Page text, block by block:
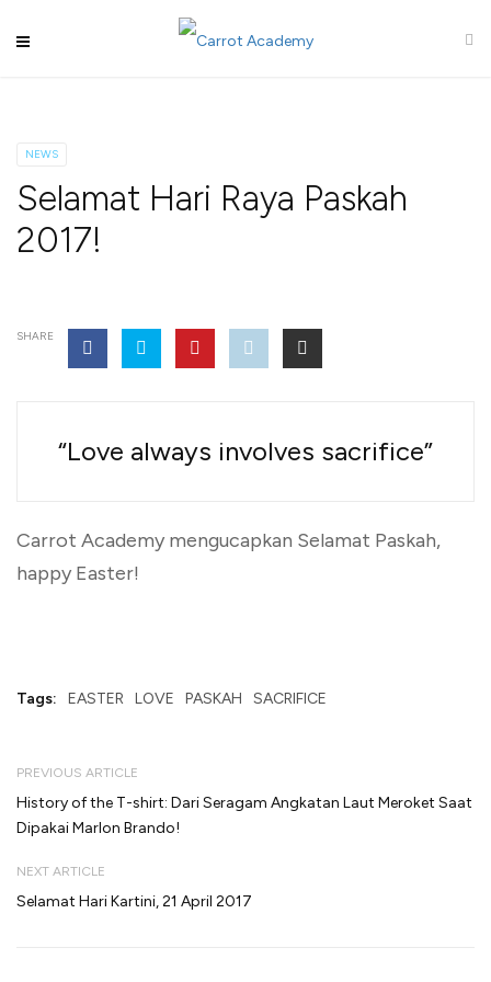
NEWS
Selamat Hari Raya Paskah
2017!
SHARE
“Love always involves sacrifice”
Carrot Academy mengucapkan Selamat Paskah,
happy Easter!
Tags: EASTER LOVE PASKAH SACRIFICE
PREVIOUS ARTICLE
History of the T-shirt: Dari Seragam Angkatan Laut Meroket Saat
Dipakai Marlon Brando!
NEXT ARTICLE
Selamat Hari Kartini, 21 April 2017